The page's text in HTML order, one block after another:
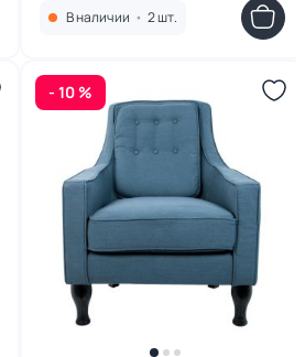
В наличии • 2 шт.
- 10 %